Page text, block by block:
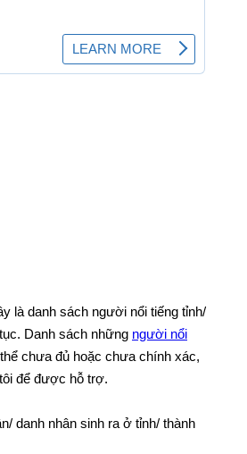
là danh sách người nổi tiếng tỉnh/
Danh sách những người nổi
chưa đủ hoặc chưa chính xác,
để được hỗ trợ.
danh nhân sinh ra ở tỉnh/ thành